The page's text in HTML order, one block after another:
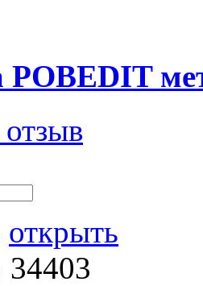
POBEDIT
открыть
34403